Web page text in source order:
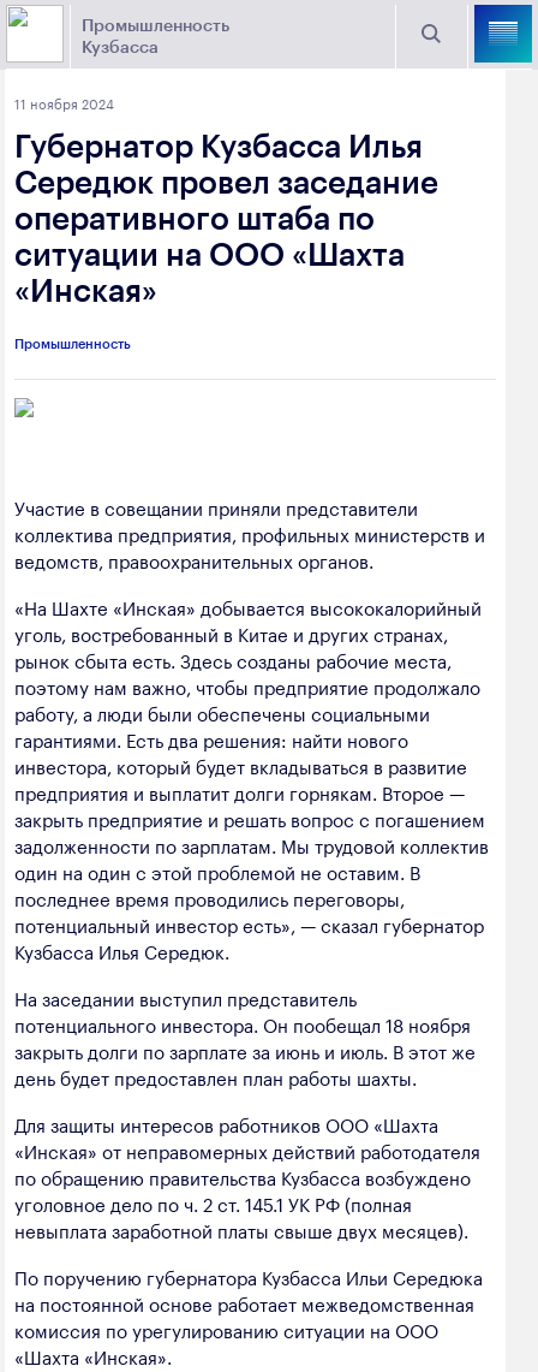
Промышленность
Кузбасса
Поиск
Найти
Торговая площадка Кузбасса
Выберите отрасль
Угольная промышленность
Горно-металлургическая промышленность
Химическая промышленность
Электроэнергетика
Добыча общераспространенных
полезных ископаемых
Лёгкая промышленность
Лесная промышленность
Пищевая промышленность
Предприятия
промышленности
650000, г. Кемерово, пр. Советский, 63
dprom@ako.ru
Создание сайта — Мэйк
11 ноября 2024
Губернатор Кузбасса Илья
Середюк провел заседание
оперативного штаба по
ситуации на ООО «Шахта
«Инская»
Промышленность
Участие в совещании приняли представители
коллектива предприятия, профильных министерств и
ведомств, правоохранительных органов.
«На Шахте «Инская» добывается высококалорийный
уголь, востребованный в Китае и других странах,
рынок сбыта есть. Здесь созданы рабочие места,
поэтому нам важно, чтобы предприятие продолжало
работу, а люди были обеспечены социальными
гарантиями. Есть два решения: найти нового
инвестора, который будет вкладываться в развитие
предприятия и выплатит долги горнякам. Второе —
закрыть предприятие и решать вопрос с погашением
задолженности по зарплатам. Мы трудовой коллектив
один на один с этой проблемой не оставим. В
последнее время проводились переговоры,
потенциальный инвестор есть», — сказал губернатор
Кузбасса Илья Середюк.
На заседании выступил представитель
потенциального инвестора. Он пообещал 18 ноября
закрыть долги по зарплате за июнь и июль. В этот же
день будет предоставлен план работы шахты.
Для защиты интересов работников ООО «Шахта
«Инская» от неправомерных действий работодателя
по обращению правительства Кузбасса возбуждено
уголовное дело по ч. 2 ст. 145.1 УК РФ (полная
невыплата заработной платы свыше двух месяцев).
По поручению губернатора Кузбасса Ильи Середюка
на постоянной основе работает межведомственная
комиссия по урегулированию ситуации на ООО
«Шахта «Инская».